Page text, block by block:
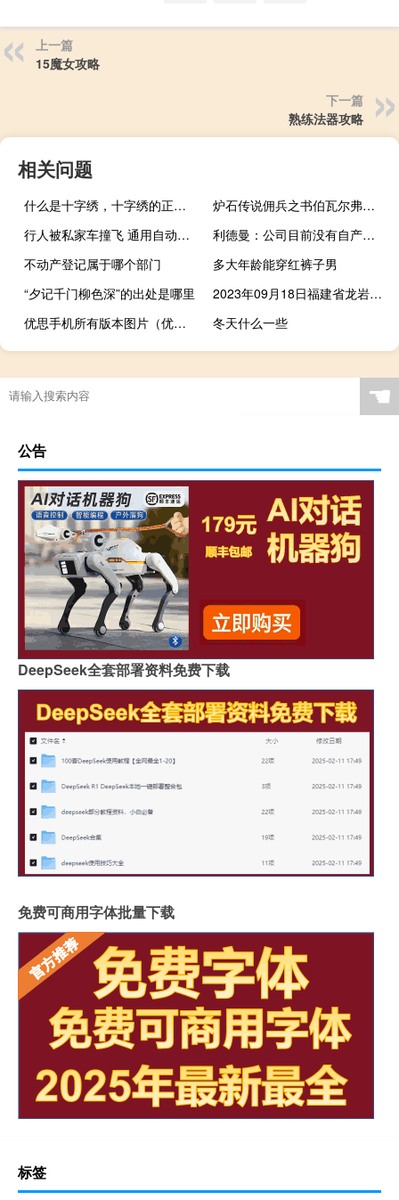
上一篇
15魔女攻略
下一篇
熟练法器攻略
相关问题
什么是十字绣，十字绣的正确绣法是怎样绣的？
炉石传说佣兵之书伯瓦尔弗塔根（伯瓦尔 弗塔根）
行人被私家车撞飞 通用自动驾驶测试车躺枪：刹车不及将人卷到车底
利德曼：公司目前没有自产的肺炎支原体检测产品
不动产登记属于哪个部门
多大年龄能穿红裤子男
“夕记千门柳色深”的出处是哪里
2023年09月18日福建省龙岩市疫情大数据-今日/今天疫情全网搜索最新实时消息动态情况通知播报
优思手机所有版本图片（优思手机官网）
冬天什么一些
大唐盛世王维攻略
☚
公告
DeepSeek全套部署资料免费下载
免费可商用字体批量下载
标签